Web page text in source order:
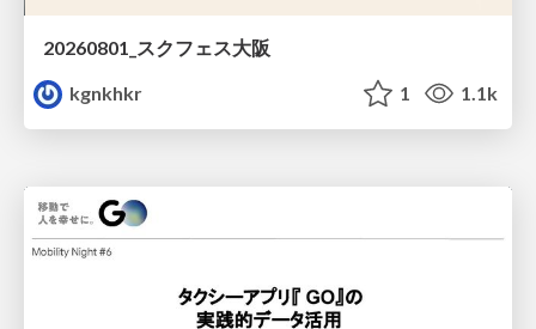
20260801_スクフェス大阪
kgnkhkr
1 1.1k